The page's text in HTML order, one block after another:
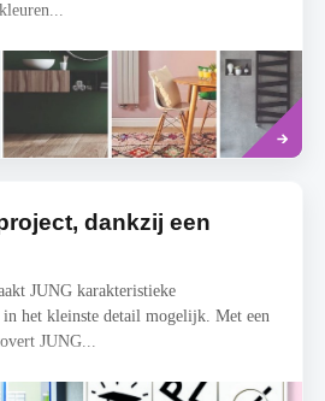
Read
more
dankzij een
JUNG karakteristieke
het kleinste detail mogelijk. Met een
JUNG...